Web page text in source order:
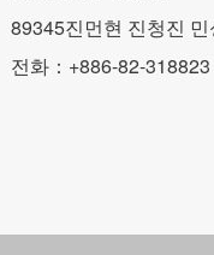
89345진먼현 진청진 민
전화：+886-82-318823